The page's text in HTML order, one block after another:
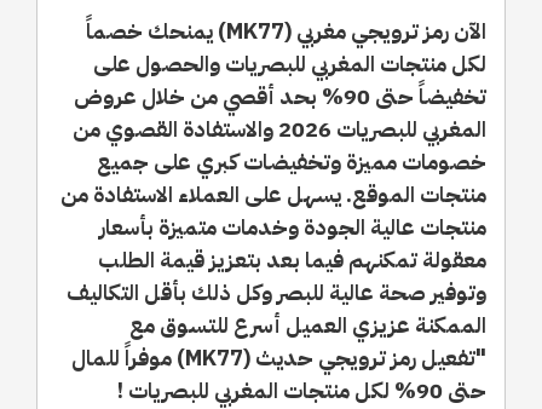
الآن رمز ترويجي مغربي (MK77) يمنحك خصماً
لكل منتجات المغربي للبصريات والحصول على
تخفيضاً حتى 90% بحد أقصي من خلال عروض
المغربي للبصريات 2026 والاستفادة القصوي من
خصومات مميزة وتخفيضات كبري على جميع
منتجات الموقع. يسهل على العملاء الاستفادة من
منتجات عالية الجودة وخدمات متميزة بأسعار
معقولة تمكنهم فيما بعد بتعزيز قيمة الطلب
وتوفير صحة عالية للبصر وكل ذلك بأقل التكاليف
الممكنة عزيزي العميل أسرع للتسوق مع
"تفعيل رمز ترويجي حديث (MK77) موفراً للمال
حتى 90% لكل منتجات المغربي للبصريات !